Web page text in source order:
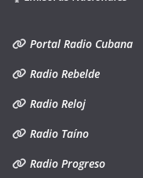
Portal Radio Cubana
Radio Rebelde
Radio Reloj
Radio Taíno
Radio Progreso